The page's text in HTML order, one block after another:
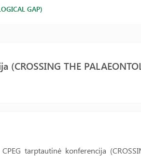
GAP)
THE
tarptautinė konferencija